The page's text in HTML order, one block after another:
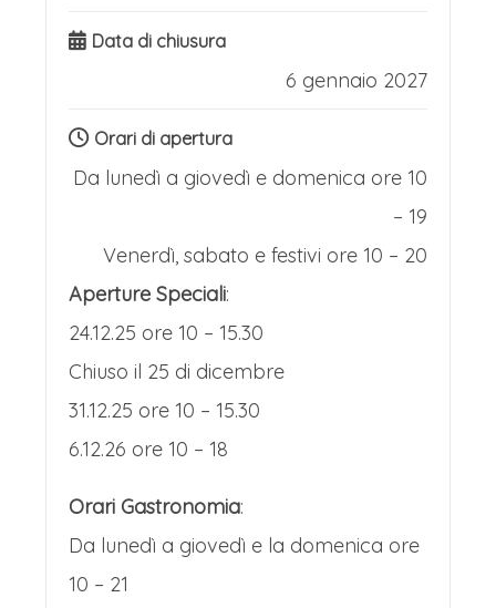
Piazza Walther.
I mercatini di Natale di Bolzano, città
altissima qualità: dalle intricate sculture
in legno di cirmolo ai presepi artistici,
dalle calde coperte in lana ai delicati
Data di chiusura
6 gennaio 2027
Orari di apertura
Da lunedì a giovedì e domenica ore 10
– 19
Venerdì, sabato e festivi ore 10 – 20
Aperture Speciali:
24.12.25 ore 10 – 15.30
Chiuso il 25 di dicembre
31.12.25 ore 10 – 15.30
6.12.26 ore 10 – 18
Orari Gastronomia:
Da lunedì a giovedì e la domenica ore
10 – 21